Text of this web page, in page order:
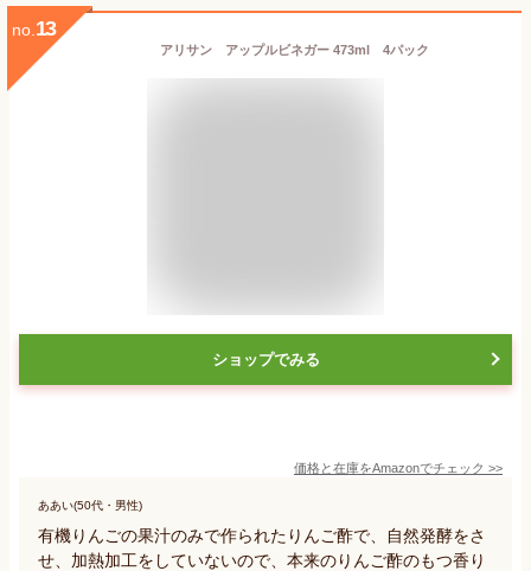
no. 13
アリサン アップルビネガー 473ml 4パック
ショップでみる
価格と在庫をAmazonでチェック >>
ああい(50代・男性)
有機りんごの果汁のみで作られたりんご酢で、自然発酵をさ
せ、加熱加工をしていないので、本来のりんご酢のもつ香り